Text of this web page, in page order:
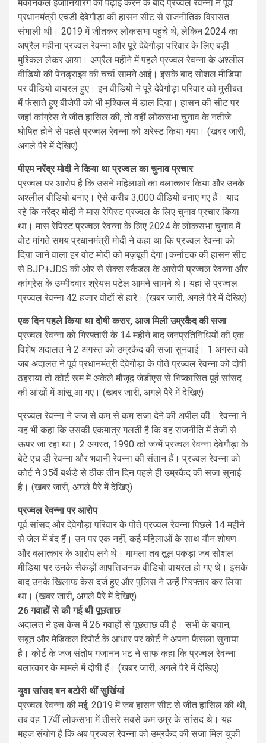
मैकेनिकल इंजीनियरिंग की पढ़ाई करने के बाद प्रज्वल रेवन्ना ने पूर्व
प्रधानमंत्री एचडी देवेगौड़ा की हासन सीट से राजनीतिक विरासत
संभाली थी। 2019 में जीतकर लोकसभा पहुंचे थे, लेकिन 2024 का
अप्रैल महीना प्रज्वल रेवन्ना और पूरे देवेगौड़ा परिवार के लिए बड़ी
मुश्किल लेकर आया। अप्रैल महीने में पहले प्रज्वल रेवन्ना के अश्लील
वीडियो की पेनड्राइव की चर्चा सामने आई। इसके बाद सोशल मीडिया
पर वीडियो वायरल हुए। इन वीडियो ने पूरे देवेगौड़ा परिवार को मुसीबत
में फंसाते हुए बीजेपी को भी मुश्किल में डाल दिया। हासन की सीट पर
जहां कांग्रेस ने जीत हासिल की, तो वहीं लोकसभा चुनाव के नतीजे
घोषित होने से पहले प्रज्वल रेवन्ना को अरेस्ट किया गया। (खबर जारी,
अगले पैरे में देखिए)
पीएम नरेंद्र मोदी ने किया था प्रज्वल का चुनाव प्रचार
प्रज्वल पर आरोप है कि उसने महिलाओं का बलात्कार किया और उनके
अश्लील वीडियो बनाए। ऐसे करीब 3,000 वीडियो बनाए गए हैं। याद
रहे कि नरेंद्र मोदी ने मास रेपिस्ट प्रज्वल के लिए चुनाव प्रचार किया
था। मास रेपिस्ट प्रज्वल रेवन्ना के लिए 2024 के लोकसभा चुनाव में
वोट मांगते समय प्रधानमंत्री मोदी ने कहा था कि प्रज्वल रेवन्ना को
दिया जाने वाला हर वोट मोदी को मज़बूती देगा।कर्नाटक की हासन सीट
से BJP+JDS की ओर से सेक्स स्कैंडल के आरोपी प्रज्वल रेवन्ना और
कांग्रेस के उम्मीदवार श्रेयस पटेल आमने सामने थे। यहां से प्रज्वल
प्रज्वल रेवन्ना 42 हजार वोटों से हारे। (खबर जारी, अगले पैरे में देखिए)
एक दिन पहले किया था दोषी करार, आज मिली उम्रकैद की सजा
प्रज्वल रेवन्ना को गिरफ्तारी के 14 महीने बाद जनप्रतिनिधियों की एक
विशेष अदालत ने 2 अगस्त को उम्रकैद की सजा सुनवाई। 1 अगस्त को
जब अदालत ने पूर्व प्रधानमंत्री देवेगौड़ा के पोते प्रज्वल रेवन्ना को दोषी
ठहराया तो कोर्ट रूम में अकेले मौजूद जेडीएस से निष्कासित पूर्व सांसद
की आंखों में आंसू आ गए। (खबर जारी, अगले पैरे में देखिए)
प्रज्वल रेवन्ना ने जज से कम से कम सजा देने की अपील की। रेवन्ना ने
यह भी कहा कि उसकी एकमात्र गलती है कि वह राजनीति में तेजी से
ऊपर जा रहा था। 2 अगस्त, 1990 को जन्में प्रज्वल रेवन्ना देवेगौड़ा के
बेटे एच डी रेवन्ना और भवानी रेवन्ना की संतान हैं। प्रज्वल रेवन्ना को
कोर्ट ने 35वें बर्थडे से ठीक तीन दिन पहले ही उम्रकैद की सजा सुनाई
है। (खबर जारी, अगले पैरे में देखिए)
प्रज्वल रेवन्ना पर आरोप
पूर्व सांसद और देवेगौड़ा परिवार के पोते प्रज्वल रेवन्ना पिछले 14 महीने
से जेल में बंद हैं। उन पर एक नहीं, कई महिलाओं के साथ यौन शोषण
और बलात्कार के आरोप लगे थे। मामला तब तूल पकड़ा जब सोशल
मीडिया पर उनके सैकड़ों आपत्तिजनक वीडियो वायरल हो गए थे। इसके
बाद उनके खिलाफ केस दर्ज हुए और पुलिस ने उन्हें गिरफ्तार कर लिया
था। (खबर जारी, अगले पैरे में देखिए)
26 गवाहों से की गई थी पूछताछ
अदालत ने इस केस में 26 गवाहों से पूछताछ की है। सभी के बयान,
सबूत और मेडिकल रिपोर्ट के आधार पर कोर्ट ने अपना फैसला सुनाया
है। कोर्ट के जज संतोष गजानन भट ने साफ कहा कि प्रज्वल रेवन्ना
बलात्कार के मामले में दोषी हैं। (खबर जारी, अगले पैरे में देखिए)
युवा सांसद बन बटोरी थीं सुर्खियां
प्रज्वल रेवन्ना की मई, 2019 में जब हासन सीट से जीत हासिल की थी,
तब वह 17वीं लोकसभा में तीसरे सबसे कम उम्र के सांसद थे। यह
महज संयोग है कि अब प्रज्वल रेवन्ना को उम्रकैद की सजा मिल चुकी